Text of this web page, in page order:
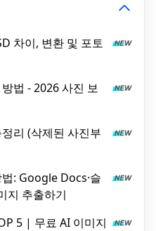
차이, 변환 및 포토
법 - 2026 사진 보
리 (삭제된 사진부
: Google Docs·슬
지 추출하기
5 | 무료 AI 이미지